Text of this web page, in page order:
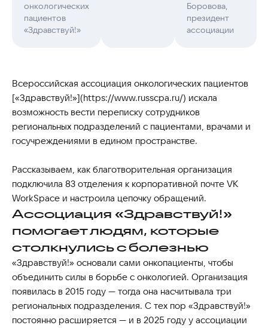
онкологических
пациентов
«Здравствуй!»
Боровова,
президент
ассоциации
Всероссийская ассоциация онкологических пациентов
[«Здравствуй!»](https://www.russcpa.ru/) искала
возможность вести переписку сотрудников
региональных подразделений с пациентами, врачами и
госучреждениями в едином пространстве.
Рассказываем, как благотворительная организация
подключила 83 отделения к корпоративной почте VK
WorkSpace и настроила цепочку обращений.
Ассоциация «Здравствуй!»
помогает людям, которые
столкнулись с болезнью
«Здравствуй!» основали сами онкопациенты, чтобы
объединить силы в борьбе с онкологией. Организация
появилась в 2015 году — тогда она насчитывала три
региональных подразделения. С тех пор «Здравствуй!»
постоянно расширяется — и в 2025 году у ассоциации